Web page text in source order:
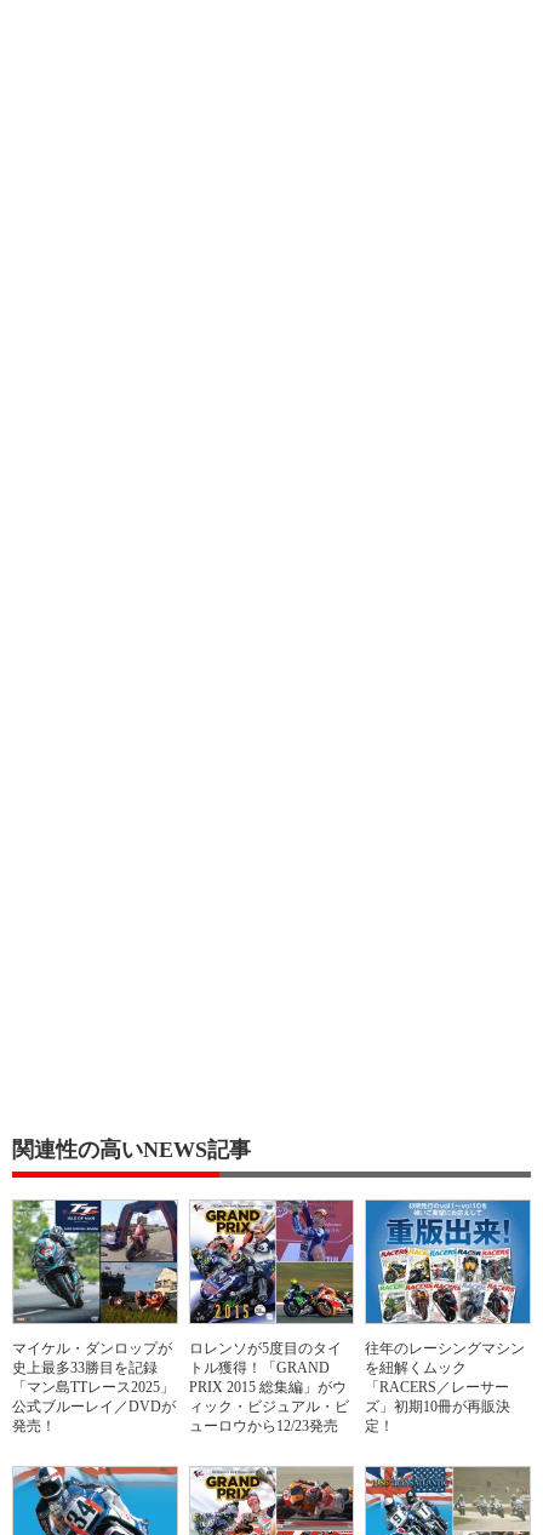
関連性の高いNEWS記事
マイケル・ダンロップが
史上最多33勝目を記録
「マン島TTレース2025」
公式ブルーレイ／DVDが
発売！
ロレンソが5度目のタイ
トル獲得！「GRAND
PRIX 2015 総集編」がウ
ィック・ビジュアル・ビ
ューロウから12/23発売
往年のレーシングマシン
を紐解くムック
「RACERS／レーサー
ズ」初期10冊が再販決
定！